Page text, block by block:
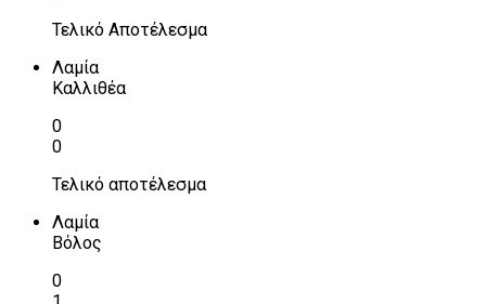
Τελικό Αποτέλεσμα
Λαμία
Καλλιθέα
0
0
Τελικό αποτέλεσμα
Λαμία
Βόλος
0